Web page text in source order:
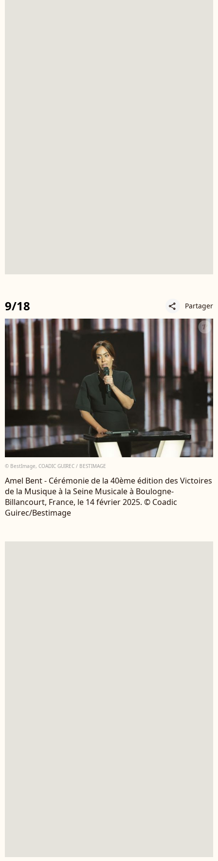
9/18 share Partager
© BestImage, COADIC GUIREC / BESTIMAGE
Amel Bent - Cérémonie de la 40ème édition des Victoires
de la Musique à la Seine Musicale à Boulogne-
Billancourt, France, le 14 février 2025. © Coadic
Guirec/Bestimage